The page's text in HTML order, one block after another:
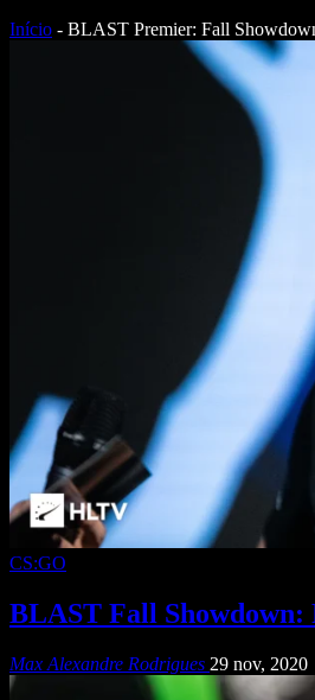
Início - BLAST Premier: Fall
CS:GO
BLAST Fall Showdown:
Max Alexandre Rodrigues 29 nov, 2020